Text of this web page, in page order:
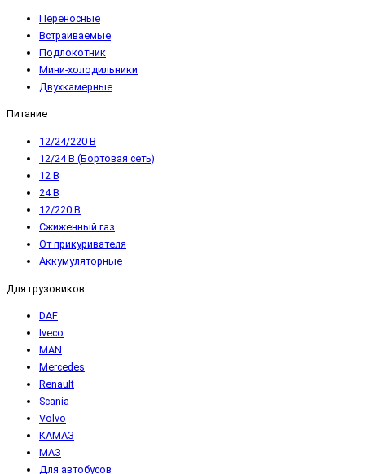
Переносные
Встраиваемые
Подлокотник
Мини-холодильники
Двухкамерные
Питание
12/24/220 В
12/24 В (Бортовая сеть)
12 В
24 В
12/220 В
Сжиженный газ
От прикуривателя
Аккумуляторные
Для грузовиков
DAF
Iveco
MAN
Mercedes
Renault
Scania
Volvo
КАМАЗ
МАЗ
Для автобусов